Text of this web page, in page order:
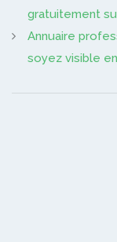
gratuitement
Annuaire
soyez visible